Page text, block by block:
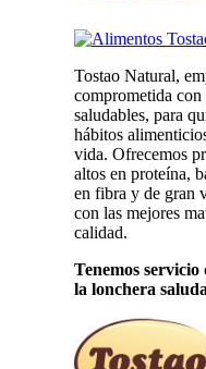
Tostao Natural,
comprometida
saludables, para
hábitos
vida. Ofrecemos
altos en proteína,
en fibra y de gran
con las mejores
calidad.
Tenemos
la lonchera